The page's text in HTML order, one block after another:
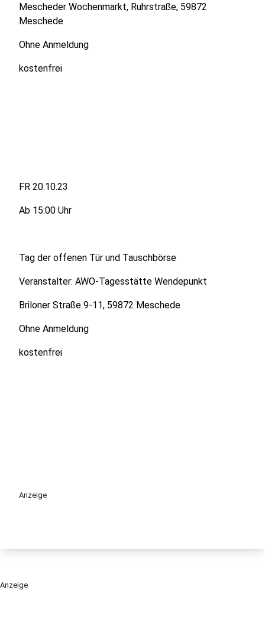
Mescheder Wochenmarkt, Ruhrstraße, 59872
Meschede
Ohne Anmeldung
kostenfrei
FR 20.10.23
Ab 15:00 Uhr
Tag der offenen Tür und Tauschbörse
Veranstalter: AWO-Tagesstätte Wendepunkt
Briloner Straße 9-11, 59872 Meschede
Ohne Anmeldung
kostenfrei
Anzeige
Anzeige